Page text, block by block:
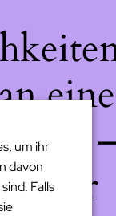
um ihr
davon
Falls